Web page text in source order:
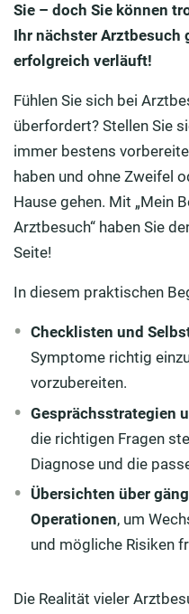
Sie – doch Sie können
Ihr nächster Arztbesuch
erfolgreich verläuft!
Fühlen Sie sich bei
überfordert? Stellen Sie
immer bestens
haben und ohne Zweifel
Hause gehen. Mit „Mein
Arztbesuch“ haben Sie
Seite!
In diesem praktischen
Checklisten und
Symptome richtig
vorzubereiten.
Gesprächsstrategien
die richtigen Fragen
Diagnose und die
Übersichten über
Operationen, um
und mögliche Risiken
Die Realität vieler